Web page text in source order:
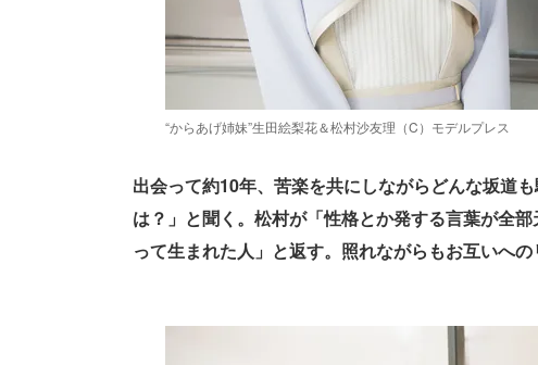
“からあげ姉妹”生田絵梨花＆松村沙友理（C）モデルプレス
出会って約10年、苦楽を共にしながらどんな坂道
は？」と聞く。松村が「性格とか発する言葉が全
って生まれた人」と返す。照れながらもお互いへの